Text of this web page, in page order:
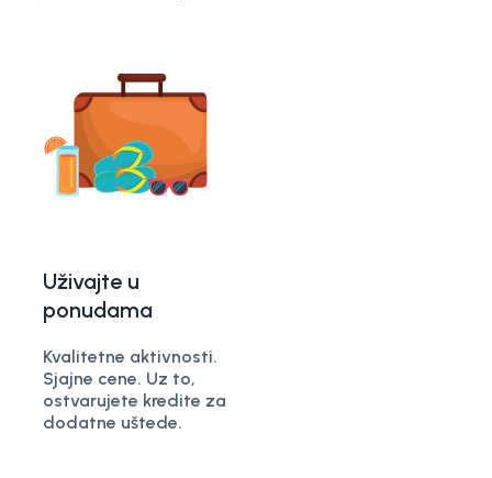
Uživajte u
ponudama
Kvalitetne aktivnosti.
Sjajne cene. Uz to,
ostvarujete kredite za
dodatne uštede.